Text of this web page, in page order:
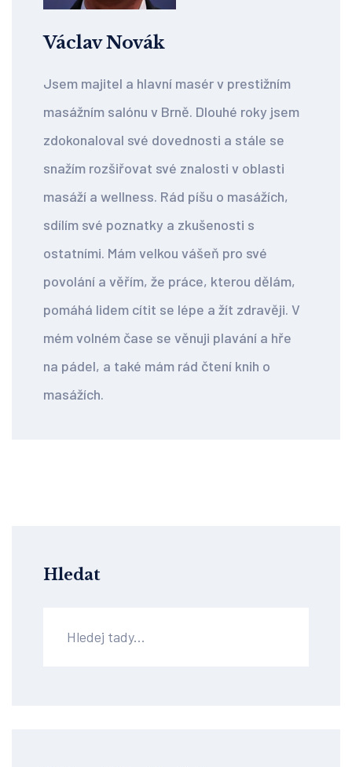
Václav Novák
Jsem majitel a hlavní masér v prestižním
masážním salónu v Brně. Dlouhé roky jsem
zdokonaloval své dovednosti a stále se
snažím rozšiřovat své znalosti v oblasti
masáží a wellness. Rád píšu o masážích,
sdílím své poznatky a zkušenosti s
ostatními. Mám velkou vášeň pro své
povolání a věřím, že práce, kterou dělám,
pomáhá lidem cítit se lépe a žít zdravěji. V
mém volném čase se věnuji plavání a hře
na pádel, a také mám rád čtení knih o
masážích.
Hledat